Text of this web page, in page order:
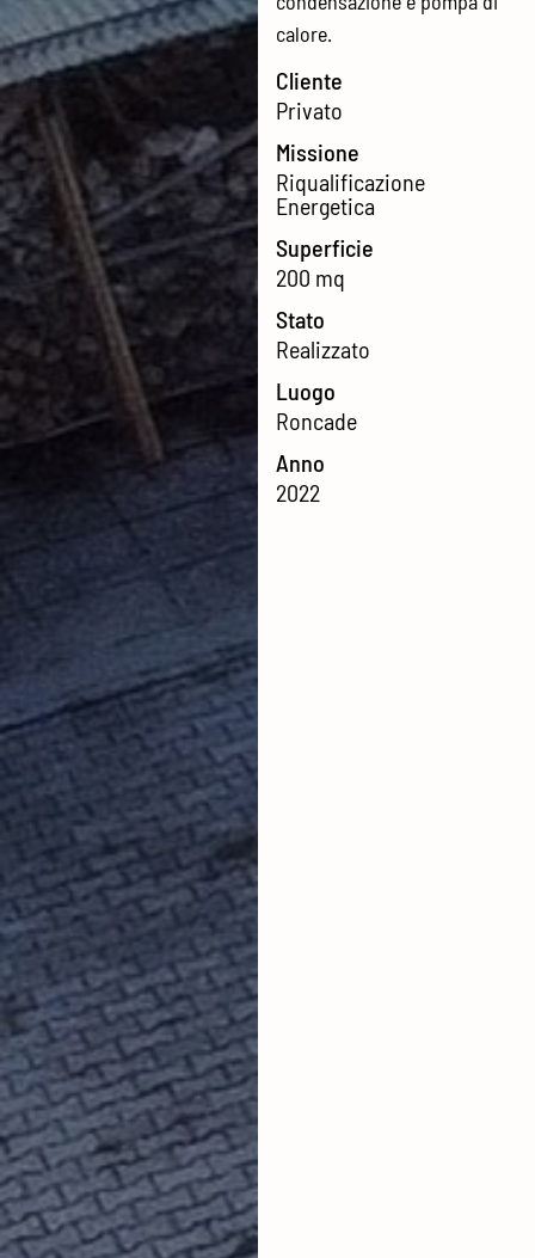
calore.
Cliente
Privato
Missione
Riqualificazione
Energetica
Superficie
200 mq
Stato
Realizzato
Luogo
Roncade
Anno
2022